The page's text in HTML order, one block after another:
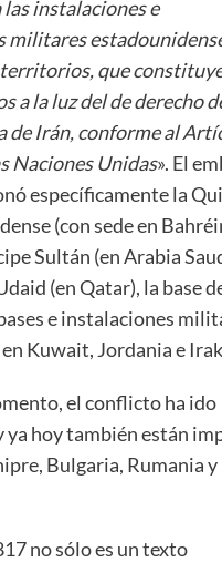
instalaciones e
militares
que
a la luz del de derecho
de Irán, conforme al
Naciones Unidas». El
específicamente la
(con sede en
Sultán (en Arabia
(en Qatar), la base
e instalaciones
Kuwait, Jordania e
el conflicto ha ido
ya hoy también están
Bulgaria, Rumania y
no sólo es un texto